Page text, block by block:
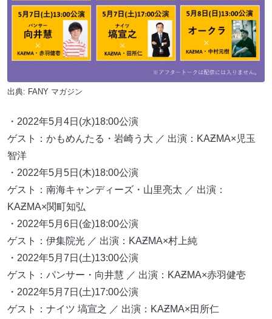
出典: FANY マガジン
・2022年5月4日(水)18:00公演
ゲスト：かもめんたる・岩崎う大 ／ 出演：KAƵMA×児玉
智洋
・2022年5月5日(木)18:00公演
ゲスト：南海キャンディーズ・山里亮太 ／ 出演：
KAƵMA×関町知弘
・2022年5月6日(金)18:00公演
ゲスト：伊集院光 ／ 出演：KAƵMA×村上純
・2022年5月7日(土)13:00公演
ゲスト：パンサー・向井慧 ／ 出演：KAƵMA×赤羽健壱
・2022年5月7日(土)17:00公演
ゲスト：ナイツ 塙宣之 ／ 出演：KAƵMA×田所仁